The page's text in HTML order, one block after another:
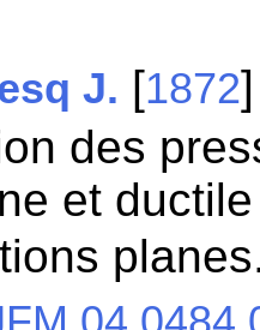
J. [1872
des
et